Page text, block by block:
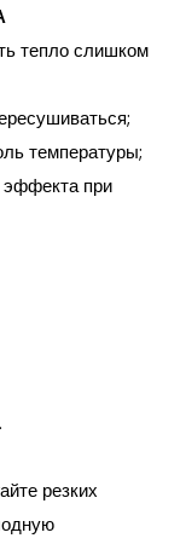
тепло слишком
температуры;
эффекта при
резких